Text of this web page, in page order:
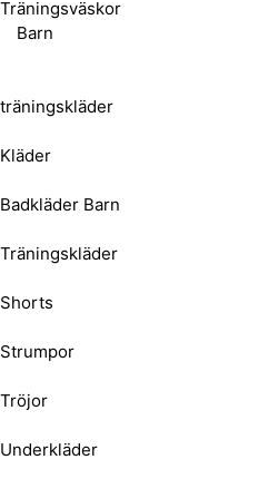
Träningsväskor
Barn
träningskläder
Kläder
Badkläder Barn
Träningskläder
Shorts
Strumpor
Tröjor
Underkläder